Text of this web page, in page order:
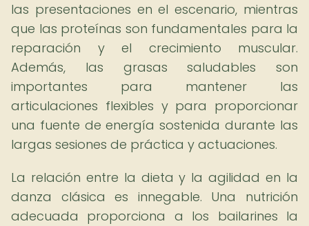
las presentaciones en el escenario, mientras
que las proteínas son fundamentales para la
reparación y el crecimiento muscular.
Además, las grasas saludables son
importantes para mantener las
articulaciones flexibles y para proporcionar
una fuente de energía sostenida durante las
largas sesiones de práctica y actuaciones.
La relación entre la dieta y la agilidad en la
danza clásica es innegable. Una nutrición
adecuada proporciona a los bailarines la